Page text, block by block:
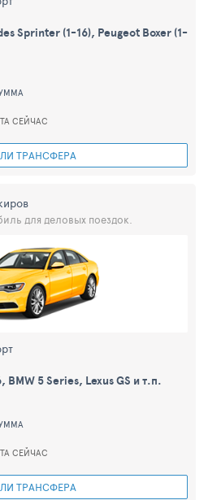
СЕЙЧАС
ТРАНСФЕРА
Sprinter (1-16), Peugeot Boxer (1-
СЕЙЧАС
ТРАНСФЕРА
для деловых поездок.
5 Series, Lexus GS и т.п.